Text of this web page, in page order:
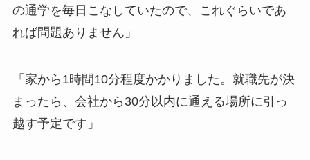
の通学を毎日こなしていたので、これぐらいであ
れば問題ありません」
「家から1時間10分程度かかりました。就職先が決
まったら、会社から30分以内に通える場所に引っ
越す予定です」